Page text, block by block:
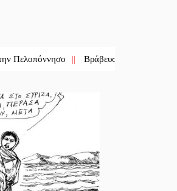
|| Βράβευσε τον Π. Καρρά ο ΑΟ
ημέρας